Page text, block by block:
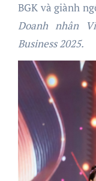
BGK và giành
Doanh nhân
Business 2025.